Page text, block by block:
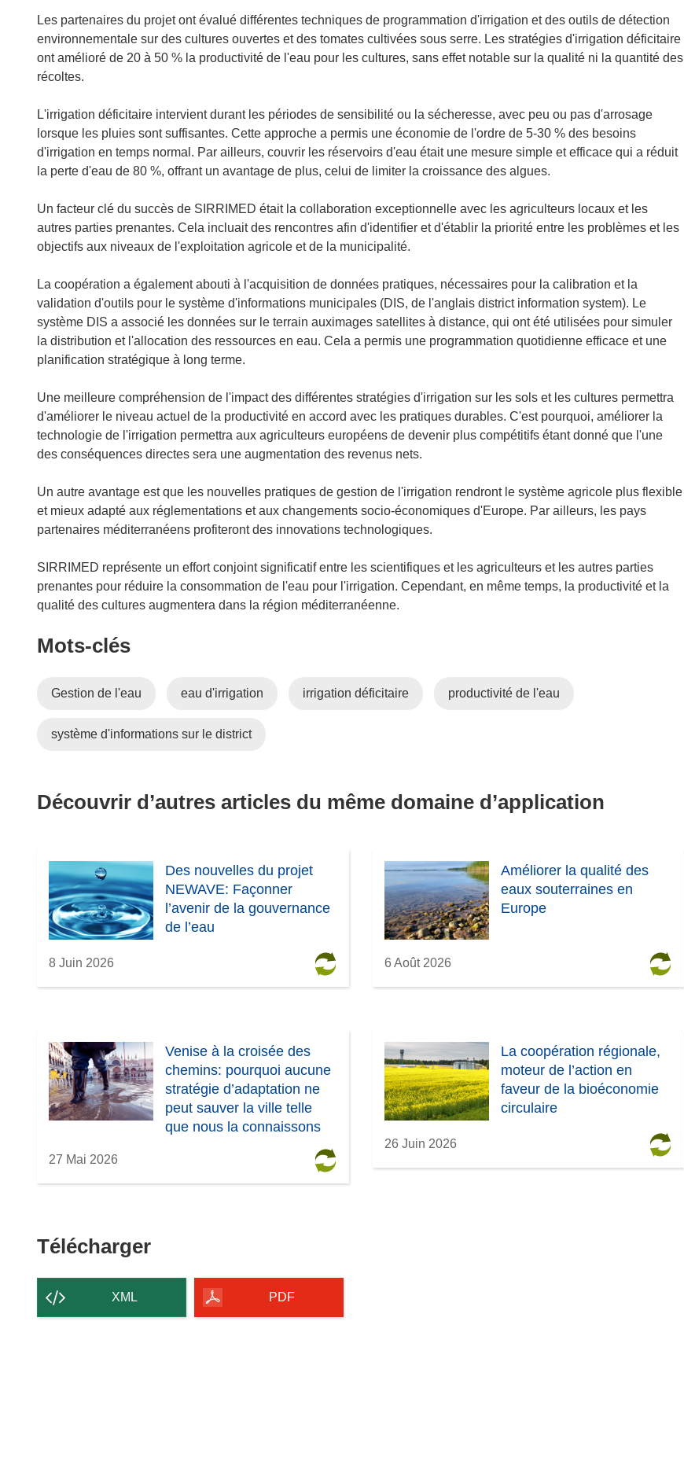
v
r
e
n
s
u
n
n
o
u
e
l
l
e
n
ê
t
r
)
Les partenaires du projet ont évalué différentes techniques de programmation d'irrigation et des outils de détection
environnementale sur des cultures ouvertes et des tomates cultivées sous serre. Les stratégies d'irrigation déficitaire
ont amélioré de 20 à 50 % la productivité de l'eau pour les cultures, sans effet notable sur la qualité ni la quantité des
récoltes.
L'irrigation déficitaire intervient durant les périodes de sensibilité ou la sécheresse, avec peu ou pas d'arrosage
lorsque les pluies sont suffisantes. Cette approche a permis une économie de l'ordre de 5-30 % des besoins
d'irrigation en temps normal. Par ailleurs, couvrir les réservoirs d'eau était une mesure simple et efficace qui a réduit
la perte d'eau de 80 %, offrant un avantage de plus, celui de limiter la croissance des algues.
Un facteur clé du succès de SIRRIMED était la collaboration exceptionnelle avec les agriculteurs locaux et les
autres parties prenantes. Cela incluait des rencontres afin d'identifier et d'établir la priorité entre les problèmes et les
objectifs aux niveaux de l'exploitation agricole et de la municipalité.
La coopération a également abouti à l'acquisition de données pratiques, nécessaires pour la calibration et la
validation d'outils pour le système d'informations municipales (DIS, de l'anglais district information system). Le
système DIS a associé les données sur le terrain auximages satellites à distance, qui ont été utilisées pour simuler
la distribution et l'allocation des ressources en eau. Cela a permis une programmation quotidienne efficace et une
planification stratégique à long terme.
Une meilleure compréhension de l'impact des différentes stratégies d'irrigation sur les sols et les cultures permettra
d'améliorer le niveau actuel de la productivité en accord avec les pratiques durables. C'est pourquoi, améliorer la
technologie de l'irrigation permettra aux agriculteurs européens de devenir plus compétitifs étant donné que l'une
des conséquences directes sera une augmentation des revenus nets.
Un autre avantage est que les nouvelles pratiques de gestion de l'irrigation rendront le système agricole plus flexible
et mieux adapté aux réglementations et aux changements socio-économiques d'Europe. Par ailleurs, les pays
partenaires méditerranéens profiteront des innovations technologiques.
SIRRIMED représente un effort conjoint significatif entre les scientifiques et les agriculteurs et les autres parties
prenantes pour réduire la consommation de l'eau pour l'irrigation. Cependant, en même temps, la productivité et la
qualité des cultures augmentera dans la région méditerranéenne.
Mots‑clés
Gestion de l'eau eau d'irrigation irrigation déficitaire productivité de l'eau
système d'informations sur le district
Découvrir d’autres articles du même domaine d’application
Des nouvelles du projet
NEWAVE: Façonner
l’avenir de la gouvernance
de l’eau
8 Juin 2026
Améliorer la qualité des
eaux souterraines en
Europe
6 Août 2026
Venise à la croisée des
chemins: pourquoi aucune
stratégie d’adaptation ne
peut sauver la ville telle
que nous la connaissons
27 Mai 2026
La coopération régionale,
moteur de l’action en
faveur de la bioéconomie
circulaire
26 Juin 2026
TéléchargerTélécharger
contenu
de
XML PDF